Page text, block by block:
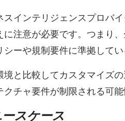
スインテリジェンスプロバ
に注意が必要です。つまり
ーや規制要件に準拠して
境と比較してカスタマイズ
チャ要件が制限される可能
スケース